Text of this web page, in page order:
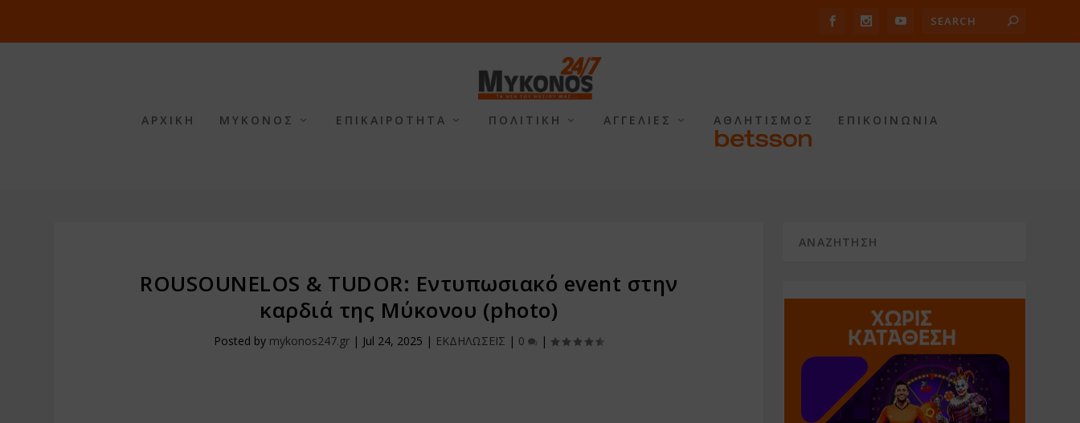
ΑΡΧΙΚΗ ΜΥΚΟΝΟΣ ΕΠΙΚΑΙΡΟΤΗΤΑ ΠΟΛΙΤΙΚΗ ΑΓΓΕΛΙΕΣ ΑΘΛΗΤΙΣΜΟΣ ΕΠΙΚΟΙΝΩΝΙΑ
ROUSOUNELOS & TUDOR: Εντυπωσιακό event στην
καρδιά της Μύκονου (photo)
Posted by mykonos247.gr | Jul 24, 2025 | ΕΚΔΗΛΩΣΕΙΣ | 0 |